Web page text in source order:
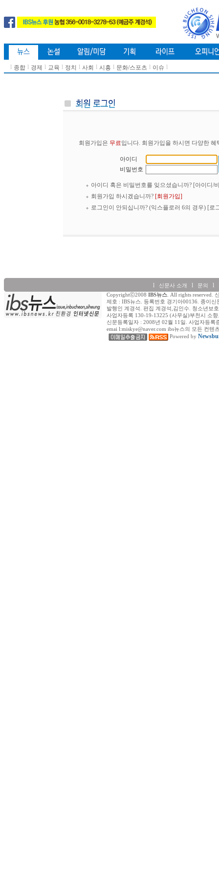
l 종합 l 경제 l 교육 l 정치 l 사회 l 시흥 l 문화/스포츠 l 이슈 l
회원가입은 무료입니다. 회원가입을 하시면 다양한
아이디
비밀번호
아이디 혹은 비밀번호를 잊으셨습니까? [아이디/
회원가입 하시겠습니까? [회원가입]
로그인이 안되십니까? (익스플로러 6의 경우) [로
l 신문사 소개 l 문의 l
Copyrightⓒ2008 IBS뉴스. All rights reserved.
제호 : IBS뉴스. 등록번호 경기아00136. 종이신
발행인 계경석. 편집 계경석,김인수. 청소년보
사업자등록 130-19-13225 (사무실)부천시 소
신문등록일자 : 2008년 02월 11일. 사업자등록
emai l:miskye@naver.com ibs뉴스의 모든 컨
Powered by